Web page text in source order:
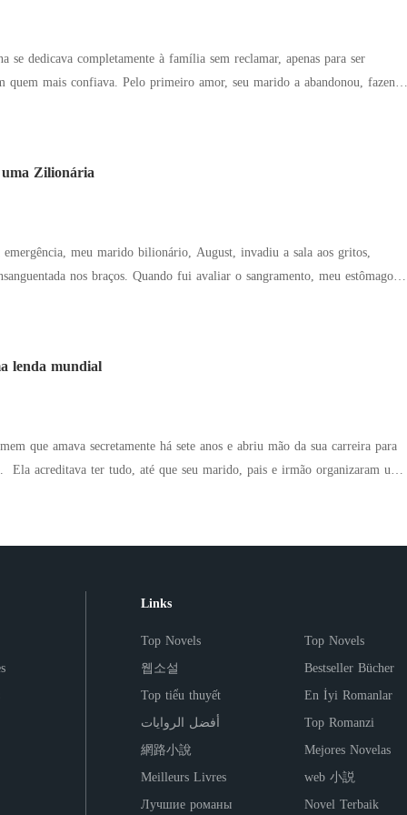
perdoar pelo bem do nosso filho?" Um homem poderoso abraçou Natalie.
a ver com você."
se dedicava completamente à família sem reclamar, apenas para ser
amor, seu marido a abandonou, fazendo
tirem esse homem daqui!"
uma Zilionária
meu marido bilionário, August, invadiu a sala aos gritos,
fui avaliar o sangramento, meu estômago
dólares no chão, bem aos meus pés, enquanto Allena sorria cinicamente
que eu me ajoelhasse para pedir desculpas a ela por espalhar boatos.
perfeita e submissa evaporaram no ar estéril daquele hospital. Ele
apenas uma enfermeira inútil e pobre, que engoliria qualquer humilhação
Agora, era a minha vez de jogar.
lenda mundial
que amava secretamente há sete anos e abriu mão da sua carreira para
pelo seu perdão. O homem, que antes era frio, segurou a manga da
por favor... vamos nos casar novamente." No entanto, ela se recusou a
só me atrapalham."
Links
Top Novels
Top Novels
웹소설
Bestseller Bücher
Top tiểu thuyết
En İyi Romanlar
أفضل الروايات
Top Romanzi
網路小說
Mejores Novelas
Meilleurs Livres
web 小説
Лучшие романы
Novel Terbaik